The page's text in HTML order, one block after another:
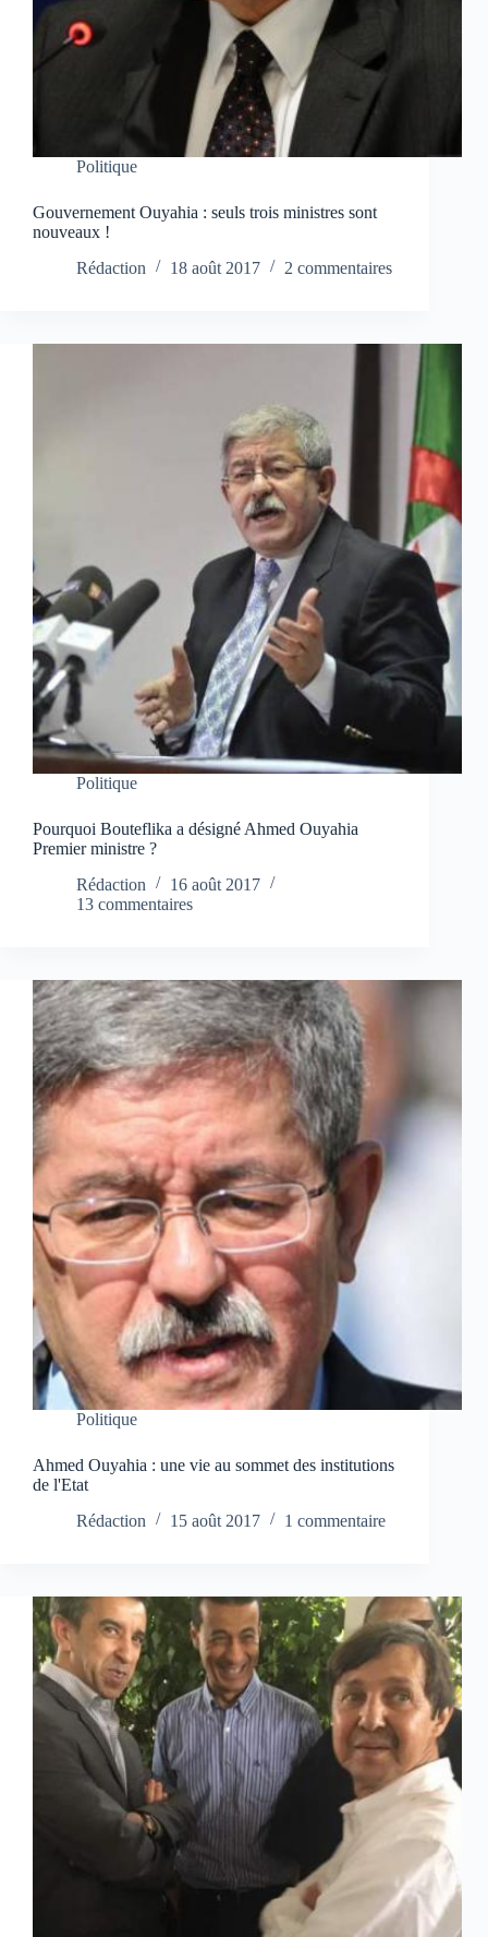
Politique
Gouvernement Ouyahia : seuls trois ministres sont
nouveaux !
Rédaction
18 août 2017 2 commentaires
Politique
Pourquoi Bouteflika a désigné Ahmed Ouyahia
Premier ministre ?
Rédaction
16 août 2017
13 commentaires
Politique
Ahmed Ouyahia : une vie au sommet des institutions
de l'Etat
Rédaction
15 août 2017 1 commentaire